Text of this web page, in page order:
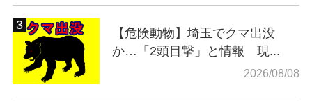
【危険動物】埼玉でクマ出没
か…「2頭目撃」と情報 現...
2026/08/08